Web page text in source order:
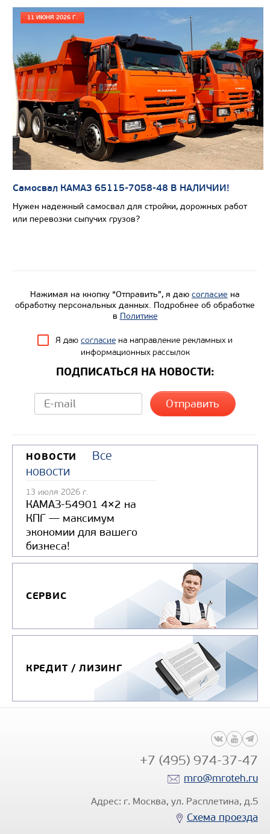
Грузоподъемность, кг
Вместимость кузова, м3
Направление разгрузки
Колесная формула
Узнать цену
САМОСВАЛ КАМАЗ-65801
Производитель
Экологический класс
Грузоподъемность, кг
Вместимость кузова, м3
Направление разгрузки
Колесная формула
Узнать цену
11 ИЮНЯ 2026 Г.
Самосвал КАМАЗ 65115-7058-48 В НАЛИЧИИ!
Нужен надежный самосвал для стройки, дорожных работ
или перевозки сыпучих грузов?
Нажимая на кнопку “Отправить”, я даю согласие на
обработку персональных данных. Подробнее об обработке
в Политике
Я даю согласие на направление рекламных и
информационных рассылок
ПОДПИСАТЬСЯ НА НОВОСТИ:
НОВОСТИ
Все
новости
13 июля 2026 г.
КАМАЗ-54901 4×2 на
КПГ — максимум
экономии для вашего
бизнеса!
СЕРВИС
КРЕДИТ / ЛИЗИНГ
+7 (495) 974-37-47
mro@mroteh.ru
Адрес: г. Москва, ул. Расплетина, д.5
Схема проезда